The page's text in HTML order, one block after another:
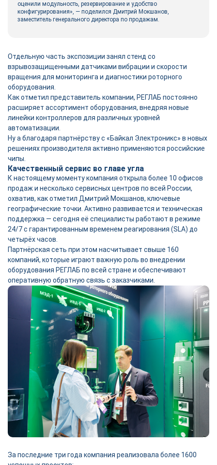
оценили модульность, резервирование и удобство
конфигурирования», — поделился Дмитрий Мокшанов,
заместитель генерального директора по продажам.
Отдельную часть экспозиции занял стенд со
взрывозащищенными датчиками вибрации и скорости
вращения для мониторинга и диагностики роторного
оборудования.
Как отметил представитель компании, РЕГЛАБ постоянно
расширяет ассортимент оборудования, внедряя новые
линейки контроллеров для различных уровней
автоматизации.
Ну а благодаря партнёрству с «Байкал Электроникс» в новых
решениях производителя активно применяются российские
чипы.
Качественный сервис во главе угла
К настоящему моменту компания открыла более 10 офисов
продаж и несколько сервисных центров по всей России,
охватив, как отметил Дмитрий Мокшанов, ключевые
географические точки. Активно развивается и техническая
поддержка — сегодня её специалисты работают в режиме
24/7 с гарантированным временем реагирования (SLA) до
четырёх часов.
Партнёрская сеть при этом насчитывает свыше 160
компаний, которые играют важную роль во внедрении
оборудования РЕГЛАБ по всей стране и обеспечивают
оперативную обратную связь с заказчиками.
За последние три года компания реализовала более 1600